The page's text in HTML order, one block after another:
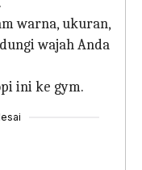
warna, ukuran,
wajah Anda
ini ke gym.